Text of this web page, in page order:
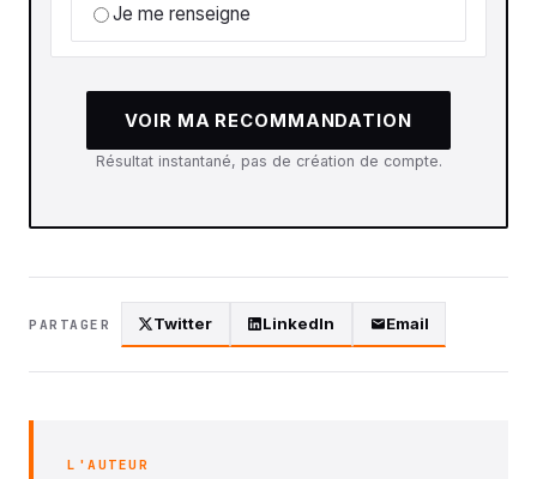
Je me renseigne
VOIR MA RECOMMANDATION
Résultat instantané, pas de création de compte.
PARTAGER Twitter LinkedIn Email
L'AUTEUR